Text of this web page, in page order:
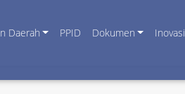
Daerah PPID Dokumen Inovasi